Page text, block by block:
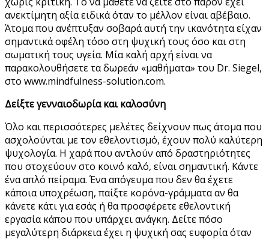
ανεκτίμητη αξία ειδικά όταν το μέλλον είναι αβέβαιο.
Άτομα που ανέπτυξαν σοβαρά αυτή την ικανότητα είχαν
σημαντικά οφέλη τόσο στη ψυχική τους όσο και στη
σωματική τους υγεία. Μία καλή αρχή είναι να
παρακολουθήσετε τα δωρεάν «μαθήματα» του Dr. Siegel,
στο www.mindfulness-solution.com.
Δείξτε γενναιοδωρία και καλοσύνη
Όλο και περισσότερες μελέτες δείχνουν πως άτομα που
ασχολούνται με τον εθελοντισμό, έχουν πολύ καλύτερη
ψυχολογία. Η χαρά που αντλούν από δραστηριότητες
που στοχεύουν στο κοινό καλό, είναι σημαντική. Κάντε
ένα απλό πείραμα. Ένα απόγευμα που δεν θα έχετε
κάποια υποχρέωση, παίξτε κορόνα-γράμματα αν θα
κάνετε κάτι για εσάς ή θα προσφέρετε εθελοντική
εργασία κάπου που υπάρχει ανάγκη. Δείτε πόσο
μεγαλύτερη διάρκεια έχει η ψυχική σας ευφορία όταν